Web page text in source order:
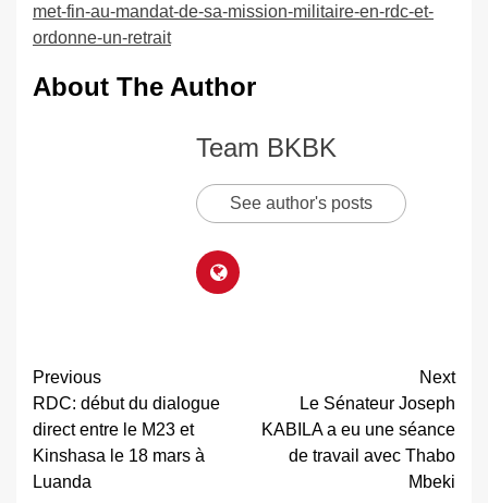
met-fin-au-mandat-de-sa-mission-militaire-en-rdc-et-
ordonne-un-retrait
About The Author
Team BKBK
See author's posts
Previous
RDC: début du dialogue
direct entre le M23 et
Kinshasa le 18 mars à
Luanda
Next
Le Sénateur Joseph
KABILA a eu une séance
de travail avec Thabo
Mbeki